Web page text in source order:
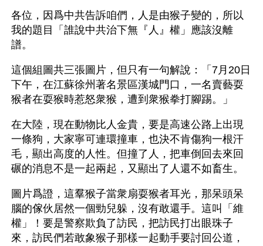
各位，因爲中共告訴咱們，人是由猴子變的，所以
我的題目「誰說中共治下無『人』權」應該沒離
譜。
這個組圖共三張圖片，但只有一句解說：「7月20日
下午，在江蘇徐州著名景區漢城門口，一名賣藝耍
猴者在耍猴時惹怒衆猴，遭到衆猴拳打腳踢。」
在大陸，現在動物比人金貴，要是高速公路上出現
一條狗，大家寧可連環撞車，也決不肯傷狗一根汗
毛，顯出高度的人性。但撞了人，把車倒回去來回
碾的消息不是一起兩起，又顯出了人還不如畜生。
圖片爲證，這羣猴子當衆扇耍猴者耳光，那呆頭呆
腦的傢伙居然一個勁兒躲，沒有敢還手。這叫「維
權」！要是警察欺負了訪民，把訪民打出眼珠子
來，訪民們若敢象猴子那樣一起動手要討回公道，